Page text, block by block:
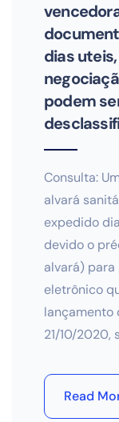
dias
podem
Consulta:
alvará
expedido
devido o
alvará)
eletrônico
lançamento
21/10/2020,
Read